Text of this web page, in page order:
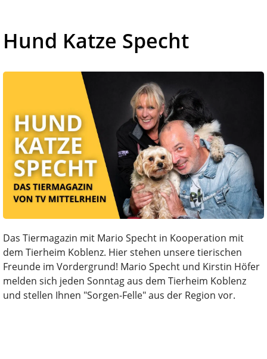
Hund Katze Specht
Das Tiermagazin mit Mario Specht in Kooperation mit
dem Tierheim Koblenz. Hier stehen unsere tierischen
Freunde im Vordergrund! Mario Specht und Kirstin Höfer
melden sich jeden Sonntag aus dem Tierheim Koblenz
und stellen Ihnen "Sorgen-Felle" aus der Region vor.